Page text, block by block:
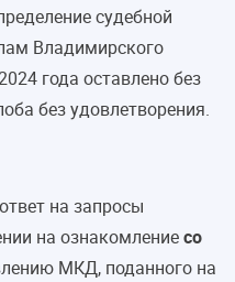
судебной
Владимирского
года оставлено без
без удовлетворения.
на запросы
на ознакомлениесо
МКД, поданного на